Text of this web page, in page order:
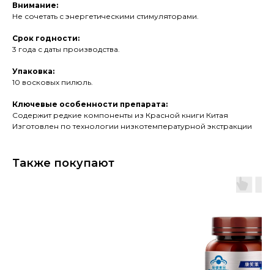
Внимание:
Не сочетать с энергетическими стимуляторами.
Срок годности:
3 года с даты производства.
Упаковка:
10 восковых пилюль.
Ключевые особенности препарата:
Содержит редкие компоненты из Красной книги Китая
Изготовлен по технологии низкотемпературной экстракции
Также покупают